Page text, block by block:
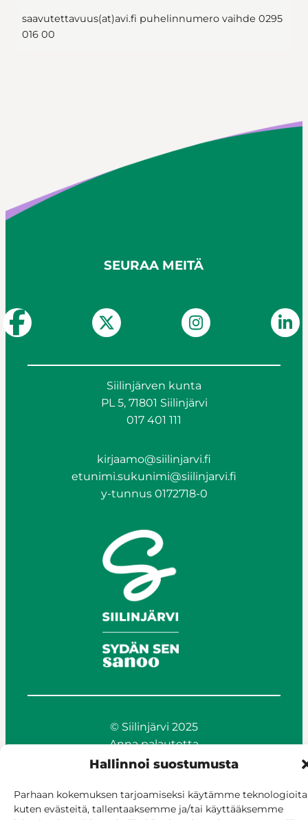
Hallinnoi suostumusta
Parhaan kokemuksen tarjoamiseksi käytämme
kuten evästeitä, tallentaaksemme ja/tai käyttääksemme
saavutettavuus(at)avi.fi puhelinnumero vaihde 0295
016 00
SEURAA MEITÄ
Siilinjärven kunta
PL 5, 71801 Siilinjärvi
017 401 111
kirjaamo@siilinjarvi.fi
etunimi.sukunimi@siilinjarvi.fi
y-tunnus 0172718-0
© Siilinjärvi 2025
Anna palautetta
Asioi verkossa
Saavutettavuus
Evästekäytäntö